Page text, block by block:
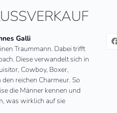
Galli
Traummann. Dabei trifft
Diese verwandelt sich in
Cowboy, Boxer,
reichen Charmeur. So
die Männer kennen und
was wirklich auf sie